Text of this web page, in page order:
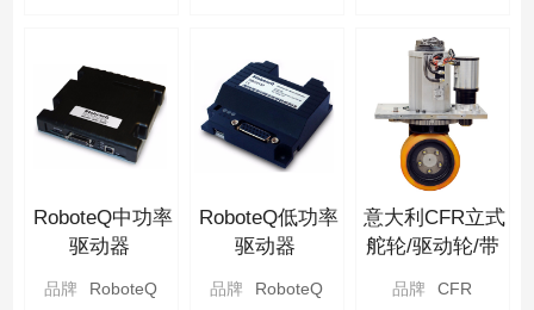
RoboteQ中功率
驱动器
品牌 RoboteQ
RoboteQ低功率
驱动器
品牌 RoboteQ
意大利CFR立式
舵轮/驱动轮/带
品牌 CFR